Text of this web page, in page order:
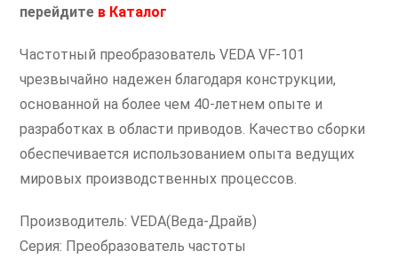
перейдите в Каталог
Частотный преобразователь VEDA VF-101
чрезвычайно надежен благодаря конструкции,
основанной на более чем 40-летнем опыте и
разработках в области приводов. Качество сборки
обеспечивается использованием опыта ведущих
мировых производственных процессов.
Производитель: VEDA(Веда-Драйв)
Серия: Преобразователь частоты